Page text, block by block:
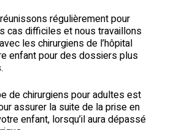
régulièrement pour
cas difficiles et nous travaillons
les chirurgiens de l’hôpital
enfant pour des dossiers plus
de chirurgiens pour adultes est
assurer la suite de la prise en
enfant, lorsqu’il aura dépassé